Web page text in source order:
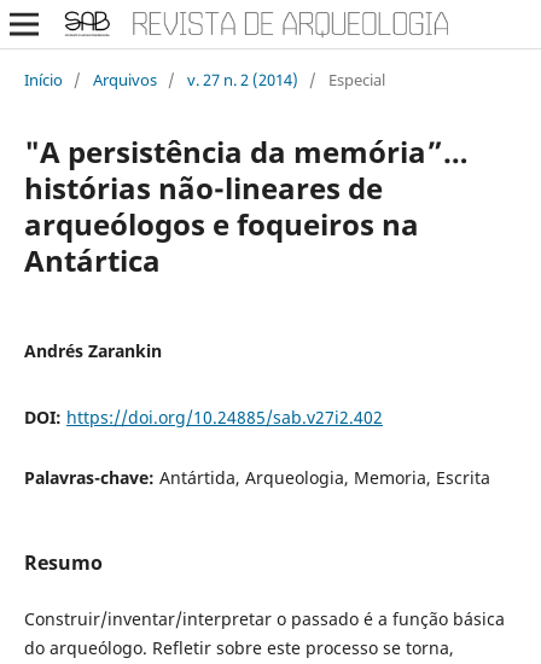
Início / Arquivos / v. 27 n. 2 (2014) / Especial
"A persistência da memória”…
histórias não-lineares de
arqueólogos e foqueiros na
Antártica
Andrés Zarankin
DOI: https://doi.org/10.24885/sab.v27i2.402
Palavras-chave: Antártida, Arqueologia, Memoria, Escrita
Resumo
Construir/inventar/interpretar o passado é a função básica
do arqueólogo. Refletir sobre este processo se torna,